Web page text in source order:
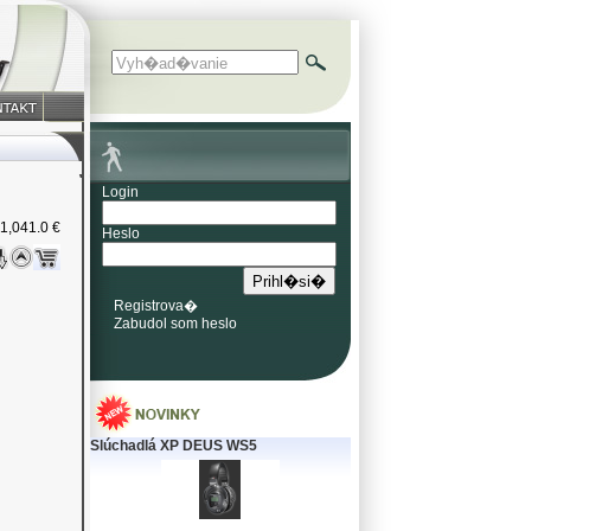
Login
Heslo
Registrova�
Zabudol som heslo
Slúchadlá XP DEUS WS5
1,041.0 €